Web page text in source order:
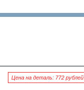
Цена на деталь: 772 рублей